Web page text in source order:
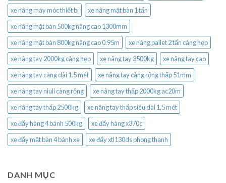
xe nâng máy móc thiết bị
xe nâng mặt bàn 1 tấn
xe nâng mặt bàn 500kg nâng cao 1300mm
xe nâng mặt bàn 800kg nâng cao 0.95m
xe nâng pallet 2 tấn càng hẹp
xe nâng tay 2000kg càng hẹp
xe nâng tay 3500kg
xe nâng tay cao
xe nâng tay càng dài 1.5 mét
xe nâng tay càng rộng thấp 51mm
xe nâng tay niuli càng rộng
xe nâng tay thấp 2000kg ac20m
xe nâng tay thấp 2500kg
xe nâng tay thấp siêu dài 1.5 mét
xe đẩy hàng 4 bánh 500kg
xe đẩy hàng x370c
xe đẩy mặt bàn 4 bánh xe
xe đẩy xtl130ds phong thạnh
DANH MỤC